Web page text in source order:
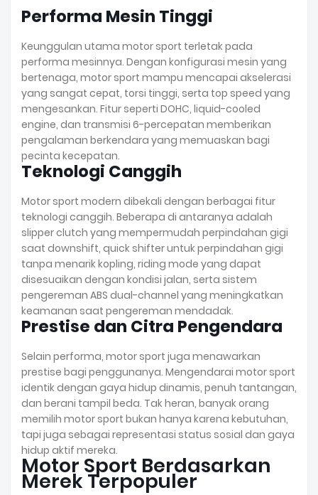
Performa Mesin Tinggi
Keunggulan utama motor sport terletak pada
performa mesinnya. Dengan konfigurasi mesin yang
bertenaga, motor sport mampu mencapai akselerasi
yang sangat cepat, torsi tinggi, serta top speed yang
mengesankan. Fitur seperti DOHC, liquid-cooled
engine, dan transmisi 6-percepatan memberikan
pengalaman berkendara yang memuaskan bagi
pecinta kecepatan.
Teknologi Canggih
Motor sport modern dibekali dengan berbagai fitur
teknologi canggih. Beberapa di antaranya adalah
slipper clutch yang mempermudah perpindahan gigi
saat downshift, quick shifter untuk perpindahan gigi
tanpa menarik kopling, riding mode yang dapat
disesuaikan dengan kondisi jalan, serta sistem
pengereman ABS dual-channel yang meningkatkan
keamanan saat pengereman mendadak.
Prestise dan Citra Pengendara
Selain performa, motor sport juga menawarkan
prestise bagi penggunanya. Mengendarai motor sport
identik dengan gaya hidup dinamis, penuh tantangan,
dan berani tampil beda. Tak heran, banyak orang
memilih motor sport bukan hanya karena kebutuhan,
tapi juga sebagai representasi status sosial dan gaya
hidup aktif mereka.
Motor Sport Berdasarkan
Merek Terpopuler